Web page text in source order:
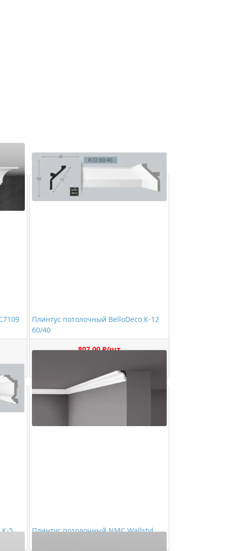
Плинтус потолочный BelloDeco К-12
60/40
807,00 ₽/шт
К-5
Плинтус потолочный NMC Wallstyl